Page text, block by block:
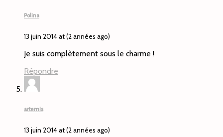
Polina
13 juin 2014 at (2 années ago)
Je suis complètement sous le charme !
Répondre
artemis
13 juin 2014 at (2 années ago)